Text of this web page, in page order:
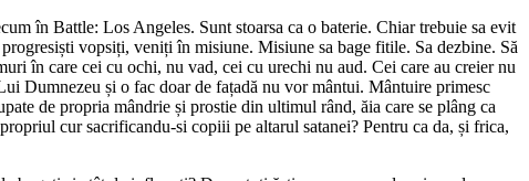
în Battle: Los Angeles. Sunt stoarsa ca o baterie. Chiar trebuie sa evit
vopsiți, veniți în misiune. Misiune sa bage fitile. Sa dezbine. Să
în care cei cu ochi, nu vad, cei cu urechi nu aud. Cei care au creier nu
Dumnezeu și o fac doar de fațadă nu vor mântui. Mântuire primesc
de propria mândrie și prostie din ultimul rând, ăia care se plâng ca
cur sacrificandu-si copiii pe altarul satanei? Pentru ca da, și frica,